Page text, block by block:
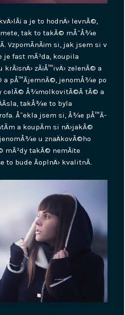
a je to hodnÄ› levnÃ©,
tak to takÃ© mÅ¯Å¾e
VzpomÃ­nÃ¡m si, jak jsem si v
je fast mÃ³da, koupila
zÃ¡Å™ivÄ› zelenÃ© a
a pÅ™Ã­jemnÃ©, jenomÅ¾e po
celÃ© Å¾molkovitÃ©Â tÃ© a
takÅ¾e to byla
Å˜ekla jsem si, Å¾e pÅ™Ã­
a koupÃ­m si nÄ›jakÃ©
u znaÄkovÃ©ho
mÃ³dy takÃ© nemÃ¡te
to bude ÃºplnÄ› kvalitnÃ­.